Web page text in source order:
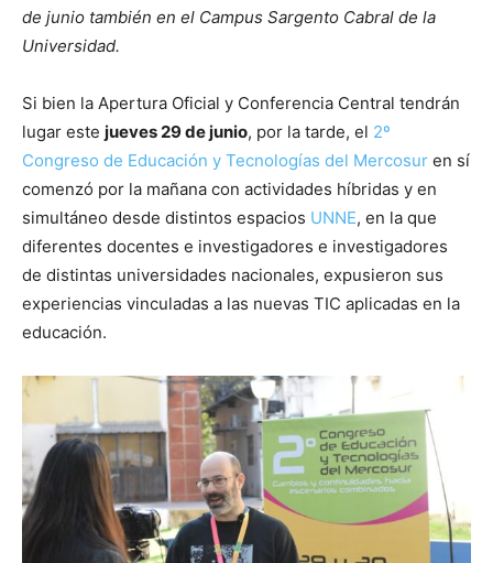
de junio también en el Campus Sargento Cabral de la
Universidad.
Si bien la Apertura Oficial y Conferencia Central tendrán
lugar este jueves 29 de junio, por la tarde, el 2º
Congreso de Educación y Tecnologías del Mercosur en sí
comenzó por la mañana con actividades híbridas y en
simultáneo desde distintos espacios UNNE, en la que
diferentes docentes e investigadores e investigadores
de distintas universidades nacionales, expusieron sus
experiencias vinculadas a las nuevas TIC aplicadas en la
educación.